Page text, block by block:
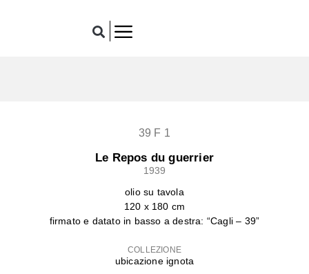
39 F 1
Le Repos du guerrier
1939
olio su tavola
120 x 180 cm
firmato e datato in basso a destra: “Cagli – 39”
COLLEZIONE
ubicazione ignota